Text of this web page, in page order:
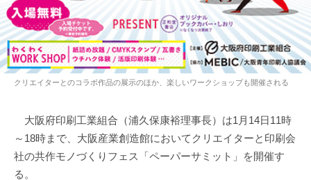
クリエイターとのコラボ作品の展示のほか、楽しいワークショップも開催される
大阪府印刷工業組合（浦久保康裕理事長）は1月14日11時
～18時まで、大阪産業創造館においてクリエイターと印刷会
社の共作モノづくりフェス「ペーパーサミット」を開催す
る。